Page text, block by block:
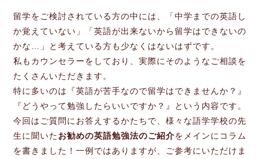
留学をご検討されている方の中には、「中学までの英語し
か覚えていない」「英語が出来ないから留学はできないの
かな…」と考えている方も少なくはないはずです。
私もカウンセラーをしており、実際にそのようなご相談を
たくさんいただきます。
特に多いのは『英語が苦手なので留学はできませんか？』
『どうやって勉強したらいいですか？』という内容です。
今回はご質問にお答えするかたちで、様々な語学学校の先
生に聞いたお勧めの英語勉強法のご紹介をメインにコラム
を書きました！一例ではありますが、ご参考にいただけま